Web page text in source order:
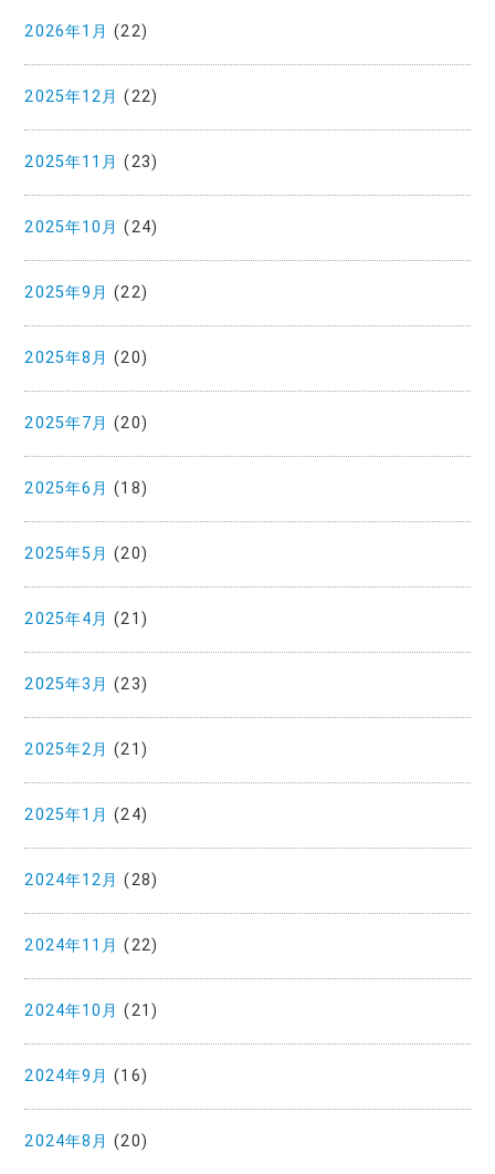
2026年1月 (22)
2025年12月 (22)
2025年11月 (23)
2025年10月 (24)
2025年9月 (22)
2025年8月 (20)
2025年7月 (20)
2025年6月 (18)
2025年5月 (20)
2025年4月 (21)
2025年3月 (23)
2025年2月 (21)
2025年1月 (24)
2024年12月 (28)
2024年11月 (22)
2024年10月 (21)
2024年9月 (16)
2024年8月 (20)